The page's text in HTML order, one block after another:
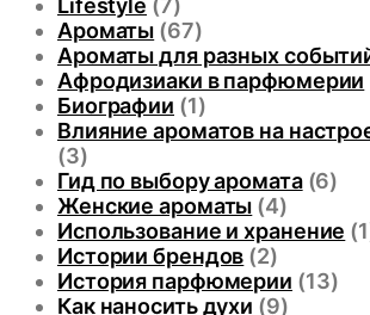
Lifestyle (7)
Ароматы (67)
Ароматы для разных
Афродизиаки в парфюмерии
Биографии (1)
Влияние ароматов на
(3)
Гид по выбору аромата(6)
Женские ароматы (4)
Использование и хранение
Истории брендов (2)
История парфюмерии (13)
Как наносить духи (9)